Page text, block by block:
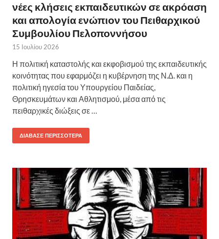
νέες κλήσεις εκπαιδευτικών σε ακρόαση
και απολογία ενώπιον του Πειθαρχικού
Συμβουλίου Πελοποννήσου
15 Ιουλίου 2026
Η πολιτική καταστολής και εκφοβισμού της εκπαιδευτικής
κοινότητας που εφαρμόζει η κυβέρνηση της Ν.Δ. και η
πολιτική ηγεσία του Υπουργείου Παιδείας,
Θρησκευμάτων και Αθλητισμού, μέσα από τις
πειθαρχικές διώξεις σε …
ΔΙΆΒΑΣΕ ΠΕΡΙΣΣΌΤΕΡΑ